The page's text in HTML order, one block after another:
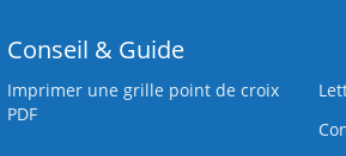
Conseil & Guide
Imprimer une grille point de croix
PDF